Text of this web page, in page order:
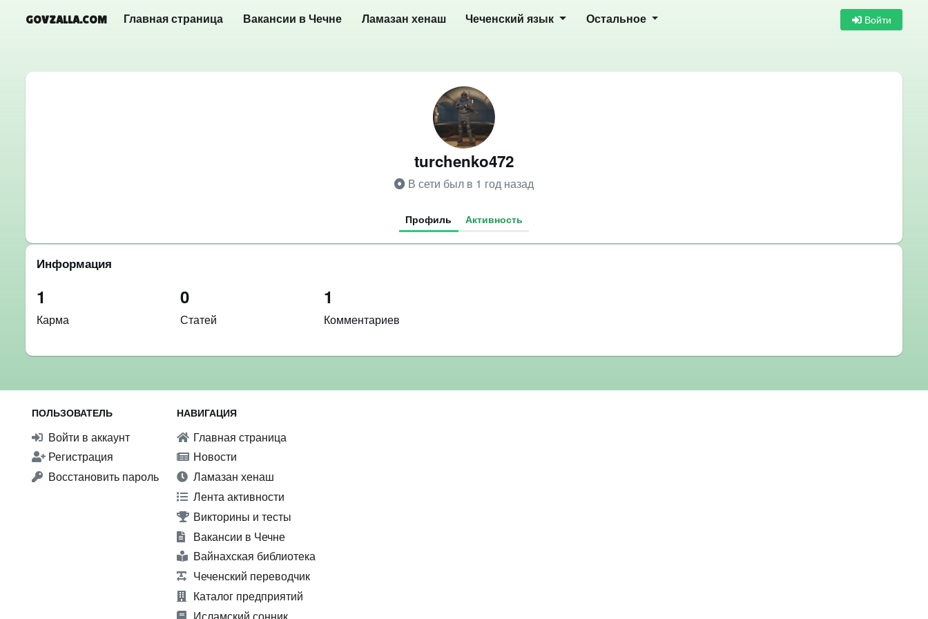
GOVZALLA.COM Главная страница Вакансии в Чечне Ламазан хенаш Чеченский язык Остальное Войти
turchenko472
В сети был в 1 год назад
Профиль Активность
Информация
1
Карма
0
Статей
1
Комментариев
ПОЛЬЗОВАТЕЛЬ
Войти в аккаунт
Регистрация
Восстановить пароль
НАВИГАЦИЯ
Главная страница
Новости
Ламазан хенаш
Лента активности
Викторины и тесты
Вакансии в Чечне
Вайнахская библиотека
Чеченский переводчик
Каталог предприятий
Исламский сонник